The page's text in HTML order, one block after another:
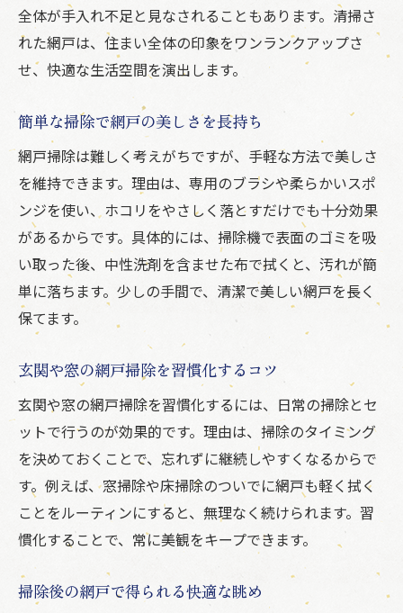
全体が手入れ不足と見なされることもあります。清掃さ
れた網戸は、住まい全体の印象をワンランクアップさ
せ、快適な生活空間を演出します。
簡単な掃除で網戸の美しさを長持ち
網戸掃除は難しく考えがちですが、手軽な方法で美しさ
を維持できます。理由は、専用のブラシや柔らかいスポ
ンジを使い、ホコリをやさしく落とすだけでも十分効果
があるからです。具体的には、掃除機で表面のゴミを吸
い取った後、中性洗剤を含ませた布で拭くと、汚れが簡
単に落ちます。少しの手間で、清潔で美しい網戸を長く
保てます。
玄関や窓の網戸掃除を習慣化するコツ
玄関や窓の網戸掃除を習慣化するには、日常の掃除とセ
ットで行うのが効果的です。理由は、掃除のタイミング
を決めておくことで、忘れずに継続しやすくなるからで
す。例えば、窓掃除や床掃除のついでに網戸も軽く拭く
ことをルーティンにすると、無理なく続けられます。習
慣化することで、常に美観をキープできます。
掃除後の網戸で得られる快適な眺め